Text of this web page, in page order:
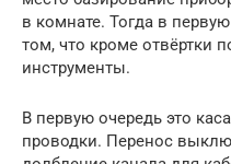
в комнате. Тогда в
том, что кроме отвёртки
инструменты.
В первую очередь это
проводки. Перенос